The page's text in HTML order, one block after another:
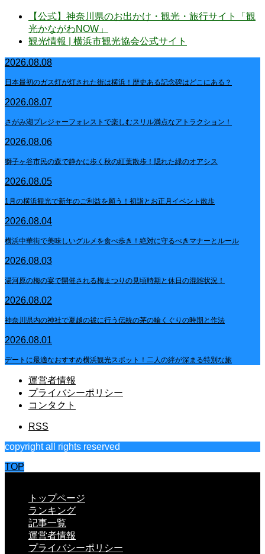
【公式】神奈川県のお出かけ・観光・旅行サイト「観
光かながわNOW」
観光情報 | 横浜市観光協会公式サイト
2026.08.08
日本最初のガス灯が灯された街は横浜！歴史ある記念碑はどこにある？
2026.08.07
さがみ湖プレジャーフォレストで楽しむスリル満点なアトラクション！
2026.08.06
獅子ヶ谷市民の森で静かに歩く秋の紅葉散歩！隠れた緑のオアシス
2026.08.05
1月の横浜観光で新年のご利益を願う！初詣とお正月イベント散歩
2026.08.04
横浜中華街で美味しいグルメを食べ歩き！絶対に守るべきマナーとルール
2026.08.03
湯河原の梅の宴で開催される梅まつりの見頃時期と休日の混雑状況！
2026.08.02
神奈川県内の神社で夏越の祓に行う伝統の茅の輪くぐりの時期と作法
2026.08.01
デートに最適なおすすめ横浜観光スポット！二人の絆が深まる特別な旅
運営者情報
プライバシーポリシー
コンタクト
RSS
copyright all rights reserved
TOP
トップページ
ランキング
記事一覧
運営者情報
プライバシーポリシー